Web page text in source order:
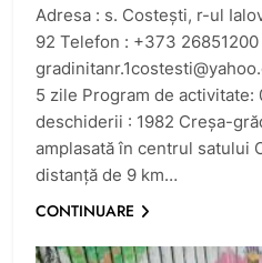
Adresa : s. Costeşti, r-ul
92 Telefon : +373 26851200
5 zile Program de activitate:
deschiderii : 1982 Creșa-
amplasată în centrul satului
distanţă de 9 km…
CONTINUARE